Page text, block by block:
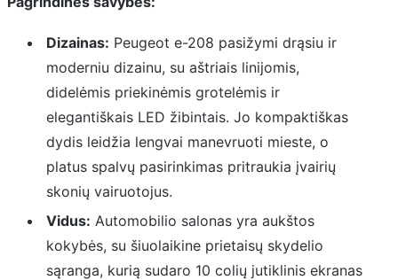
Dizainas: Peugeot e-208 pasižymi drąsiu ir
moderniu dizainu, su aštriais linijomis,
didelėmis priekinėmis grotelėmis ir
elegantiškais LED žibintais. Jo kompaktiškas
dydis leidžia lengvai manevruoti mieste, o
platus spalvų pasirinkimas pritraukia įvairių
skonių vairuotojus.
Vidus: Automobilio salonas yra aukštos
kokybės, su šiuolaikine prietaisų skydelio
sąranga, kurią sudaro 10 colių jutiklinis ekranas